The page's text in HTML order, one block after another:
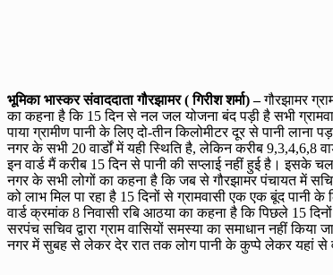
भूमिका भास्कर संवाददाता गौरझामर ( गिरीश शर्मा) –गौरझामर
का कहना है कि 15 दिन से नल जल योजना बंद पड़ी है सभी
पाया ग्रामीण पानी के लिए दो-तीन किलोमीटर दूर से पानी लाना
नगर के सभी 20 वार्डों में यही स्थिति है, लेकिन करीब 9,3,4,6,8
इन वार्ड मैं करीब 15 दिन से पानी की सप्लाई नहीं हुई है। इसके
नगर के सभी लोगों का कहना है कि जब से गौरझामर पंचायत में
को लाभ मिल पा रहा है 15 दिनों से ग्रामवासी एक एक बूंद पानी के
वार्ड क्रमांक 8 निवासी रबि आठया का कहना है कि पिछले 15
सरपंच सचिव द्वारा ग्राम वासियों समस्या का समाधान नहीं
नगर में सुबह से लेकर देर रात तक लोग पानी के कुप्पे लेकर यहां से